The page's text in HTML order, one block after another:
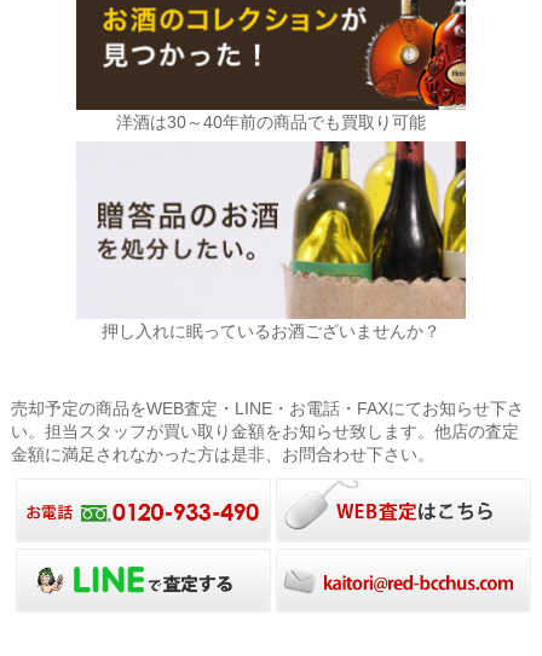
洋酒は30～40年前の商品でも買取り可能
押し入れに眠っているお酒ございませんか？
売却予定の商品をWEB査定・LINE・お電話・FAXにてお知らせ下さ
い。担当スタッフが買い取り金額をお知らせ致します。他店の査定
金額に満足されなかった方は是非、お問合わせ下さい。